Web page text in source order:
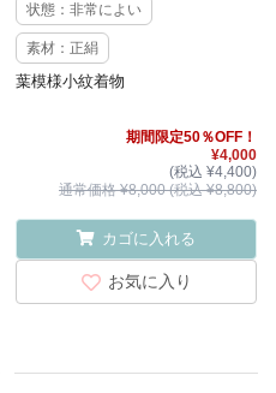
状態：非常によい
素材：正絹
葉模様小紋着物
期間限定50％OFF！
¥4,000
(税込 ¥4,400)
通常価格 ¥8,000 (税込 ¥8,800)
カゴに入れる
お気に入り